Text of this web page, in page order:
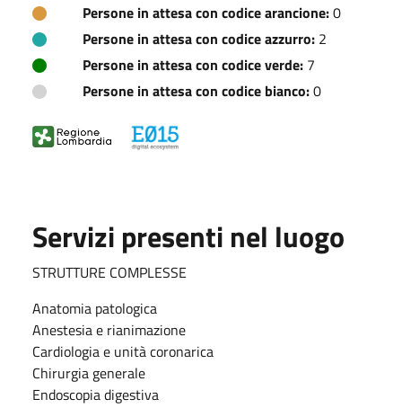
Persone in attesa con codice arancione:0
Persone in attesa con codice azzurro: 2
Persone in attesa con codice verde: 7
Persone in attesa con codice bianco:0
Servizi presenti nel luogo
STRUTTURE COMPLESSE
Anatomia patologica
Anestesia e rianimazione
Cardiologia e unità coronarica
Chirurgia generale
Endoscopia digestiva